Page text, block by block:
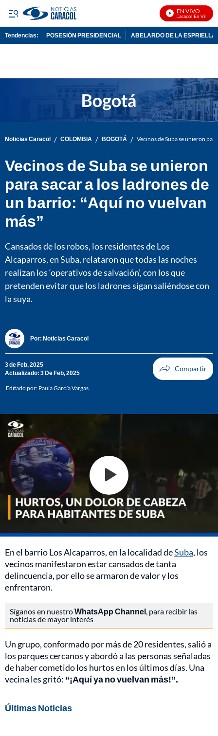
EN VIVO
Noticias Caracol En Vivo
Tendencias: POSESIÓN PRESIDENCIAL ABELARDO DE LA ESPRIELLA
Noticias Caracol / COLOMBIA / BOGOTÁ / Vecinos de Suba se unieron
Vecinos de Suba se unieron
para sacar a los ladrones de
un barrio: “Aquí no vuelvan
más”
Cansados de los robos, los residentes de Los
Alcaparros, en Suba, relataron que todas las noches
realizan los ‘operativos de salvación’, con los que
pretenden evitar que los ladrones sigan saliéndose con
la suya.
Por: Noticias Caracol
3 de Feb, 2025
Actualizado: 3 De Feb, 2025
Editado por: Paula García Vargas
En el barrio Los Alcaparros, en la localidad deSuba, los
vecinos manifestaron estar cansados de tanta
delincuencia, por ello se armaron de valor y los
enfrentaron.
Síganos en nuestroWhatsApp Channel , para recibir las
noticias de mayor interés
Un grupo, conformado por más de 20 residentes, salió a
los parques cercanos y abordó a las personas señaladas
de haber cometido los hurtos en los últimos días. Una
vecina les gritó: “¡Aquí ya no vuelvan más!”.
Últimas Noticias